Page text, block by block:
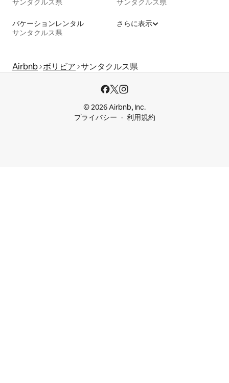
バケーションレンタル
サンタクルス県
さらに表示
Airbnb ボリビア サンタクルス県
© 2026 Airbnb, Inc.
プライバシー
利用規約